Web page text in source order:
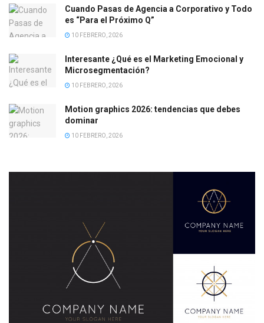
Cuando Pasas de Agencia a Corporativo y Todo
es “Para el Próximo Q”
10 FEBRERO, 2026
Interesante ¿Qué es el Marketing Emocional y
Microsegmentación?
10 FEBRERO, 2026
Motion graphics 2026: tendencias que debes
dominar
10 FEBRERO, 2026